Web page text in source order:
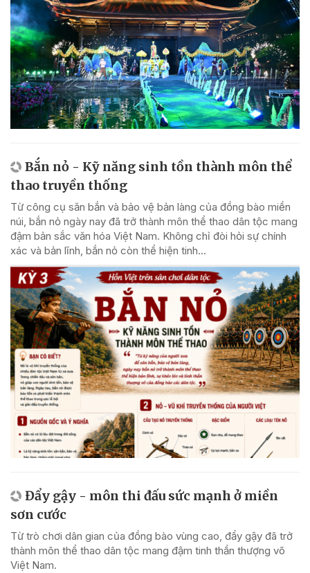
Bắn nỏ - Kỹ năng sinh tồn thành môn thể
thao truyền thống
Từ công cụ săn bắn và bảo vệ bản làng của đồng bào miền
núi, bắn nỏ ngày nay đã trở thành môn thể thao dân tộc mang
đậm bản sắc văn hóa Việt Nam. Không chỉ đòi hỏi sự chính
xác và bản lĩnh, bắn nỏ còn thể hiện tinh...
Đẩy gậy - môn thi đấu sức mạnh ở miền
sơn cước
Từ trò chơi dân gian của đồng bào vùng cao, đẩy gậy đã trở
thành môn thể thao dân tộc mang đậm tinh thần thượng võ
Việt Nam.